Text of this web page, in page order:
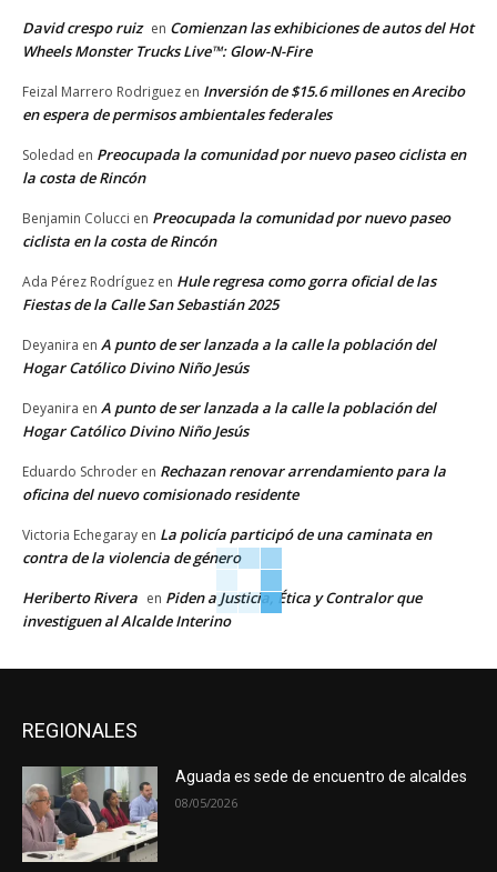
David crespo ruiz en Comienzan las exhibiciones de autos del Hot
Wheels Monster Trucks Live™: Glow-N-Fire
Feizal Marrero Rodriguez en Inversión de $15.6 millones en Arecibo
en espera de permisos ambientales federales
Soledad en Preocupada la comunidad por nuevo paseo ciclista en
la costa de Rincón
Benjamin Colucci en Preocupada la comunidad por nuevo paseo
ciclista en la costa de Rincón
Ada Pérez Rodríguez en Hule regresa como gorra oficial de las
Fiestas de la Calle San Sebastián 2025
Deyanira en A punto de ser lanzada a la calle la población del
Hogar Católico Divino Niño Jesús
Deyanira en A punto de ser lanzada a la calle la población del
Hogar Católico Divino Niño Jesús
Eduardo Schroder en Rechazan renovar arrendamiento para la
oficina del nuevo comisionado residente
Victoria Echegaray en La policía participó de una caminata en
contra de la violencia de género
Heriberto Rivera en Piden a Justicia, Ética y Contralor que
investiguen al Alcalde Interino
REGIONALES
Aguada es sede de encuentro de alcaldes
08/05/2026